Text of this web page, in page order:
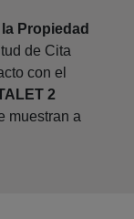
Propiedad
de Cita
con el
2
muestran a